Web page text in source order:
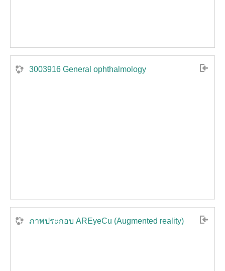
3003916 General ophthalmology
ภาพประกอบ AREyeCu (Augmented​ reality)